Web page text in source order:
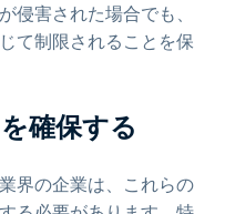
侵害された場合でも、
て制限されることを保
確保する
界の企業は、これらの